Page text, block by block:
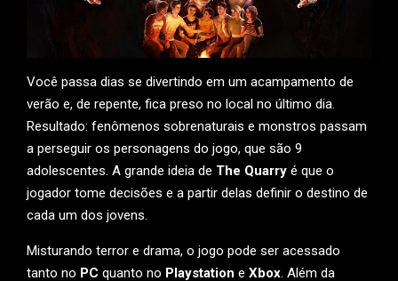
Você passa dias se divertindo em um acampamento de
verão e, de repente, fica preso no local no último dia.
Resultado: fenômenos sobrenaturais e monstros passam
a perseguir os personagens do jogo, que são 9
adolescentes. A grande ideia de The Quarry é que o
jogador tome decisões e a partir delas definir o destino de
cada um dos jovens.
Misturando terror e drama, o jogo pode ser acessado
tanto no PC quanto no Playstation e Xbox. Além da